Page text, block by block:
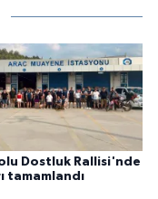
Dostluk Rallisi'nde
tamamlandı